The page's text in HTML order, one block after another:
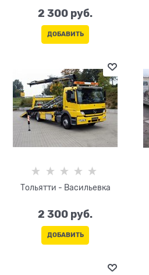
2 300 руб.
ДОБАВИТЬ
Тольятти - Васильевка
2 300 руб.
ДОБАВИТЬ